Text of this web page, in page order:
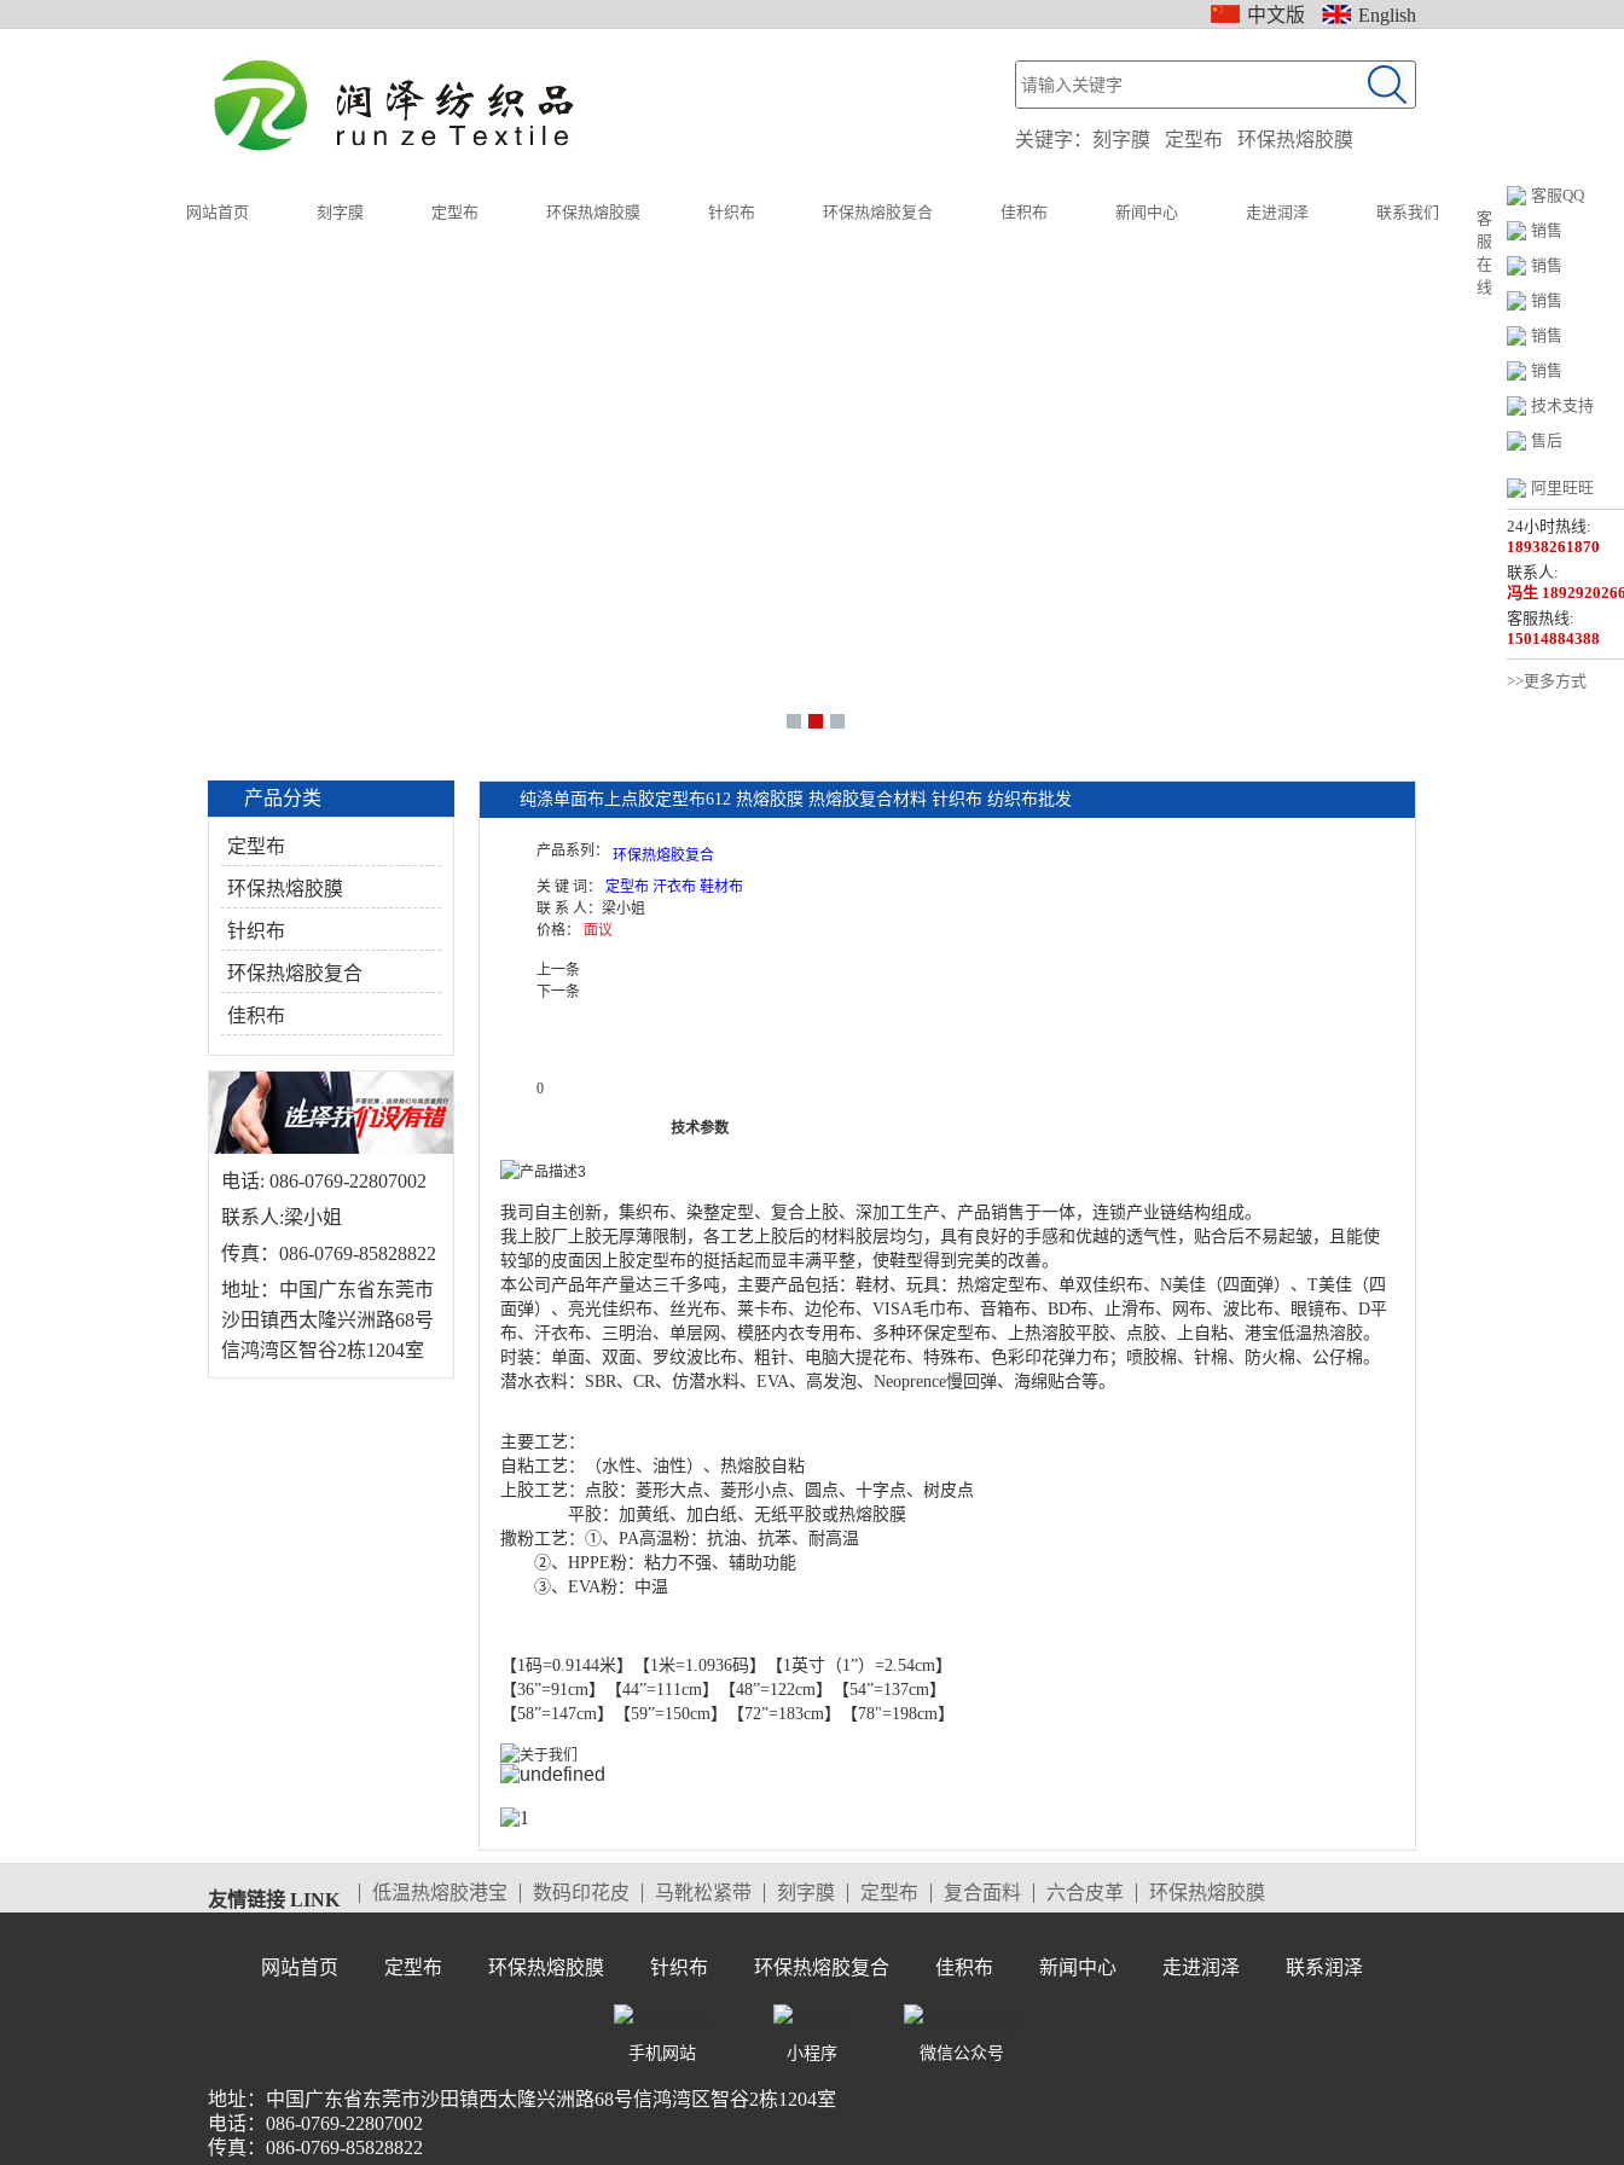
中文版 English
关键字： 刻字膜 定型布 环保热熔胶膜
网站首页 刻字膜 定型布 环保热熔胶膜 针织布 环保热熔胶复合 佳积布 新闻中心 走进润泽 联系我们
产品分类
定型布
环保热熔胶膜
针织布
环保热熔胶复合
佳积布
电话: 086-0769-22807002
联系人:梁小姐
传真：086-0769-85828822
地址：中国广东省东莞市
沙田镇西太隆兴洲路68号
信鸿湾区智谷2栋1204室
纯涤单面布上点胶定型布612 热熔胶膜 热熔胶复合材料 针织布 纺织布批发
产品系列：
环保热熔胶复合
关 键 词：
定型布 汗衣布 鞋材布
联 系 人： 梁小姐
价格： 面议
上一条
下一条
0
技术参数
我司自主创新，集织布、染整定型、复合上胶、深加工生产、产品销售于一体，连锁产业链结构组成。
我上胶厂上胶无厚薄限制，各工艺上胶后的材料胶层均匀，具有良好的手感和优越的透气性，贴合后不易起皱，且能使
较邹的皮面因上胶定型布的挺括起而显丰满平整，使鞋型得到完美的改善。
本公司产品年产量达三千多吨，主要产品包括：鞋材、玩具：热熔定型布、单双佳织布、N美佳（四面弹）、T美佳（四
面弹）、亮光佳织布、丝光布、莱卡布、边伦布、VISA毛巾布、音箱布、BD布、止滑布、网布、波比布、眼镜布、D平
布、汗衣布、三明治、单层网、模胚内衣专用布、多种环保定型布、上热溶胶平胶、点胶、上自粘、港宝低温热溶胶。
时装：单面、双面、罗纹波比布、粗针、电脑大提花布、特殊布、色彩印花弹力布；喷胶棉、针棉、防火棉、公仔棉。
潜水衣料：SBR、CR、仿潜水料、EVA、高发泡、Neoprence慢回弹、海绵贴合等。
主要工艺：
自粘工艺：（水性、油性）、热熔胶自粘
上胶工艺：点胶：菱形大点、菱形小点、圆点、十字点、树皮点
平胶：加黄纸、加白纸、无纸平胶或热熔胶膜
撒粉工艺：①、PA高温粉：抗油、抗苯、耐高温
②、HPPE粉：粘力不强、辅助功能
③、EVA粉：中温
【1码=0.9144米】【1米=1.0936码】【1英寸（1”）=2.54cm】
【36”=91cm】【44”=111cm】【48”=122cm】【54”=137cm】
【58”=147cm】【59”=150cm】【72”=183cm】【78"=198cm】
友情链接 LINK 低温热熔胶港宝 数码印花皮 马靴松紧带 刻字膜 定型布 复合面料 六合皮革 环保热熔胶膜
网站首页 定型布 环保热熔胶膜 针织布 环保热熔胶复合 佳积布 新闻中心 走进润泽 联系润泽
手机网站 小程序 微信公众号
地址：中国广东省东莞市沙田镇西太隆兴洲路68号信鸿湾区智谷2栋1204室
电话：086-0769-22807002
传真：086-0769-85828822
客
服
在
线
客服QQ
销售
销售
销售
销售
销售
技术支持
售后
阿里旺旺
24小时热线:
18938261870
联系人:
冯生
客服热线:
15014884388
>>更多方式